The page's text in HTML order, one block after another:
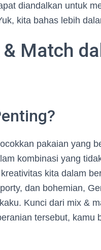
diandalkan untuk
kita bahas lebih
Match
pakaian yang
kombinasi yang
kita dalam
dan bohemian,
Kunci dari mix &
tersebut, kamu